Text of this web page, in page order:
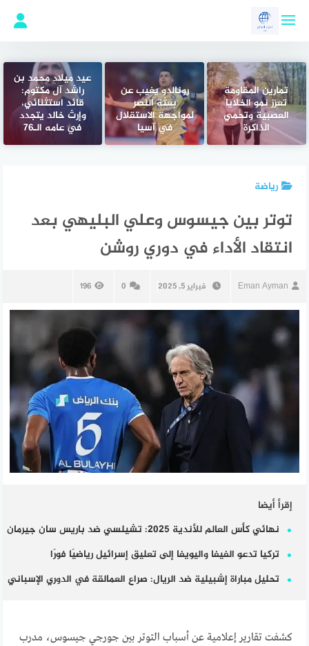
تمارين المقاومة
تعزز نمو الخلايا
العصبية وتحمي
الذاكرة
رونالدو يغيب عن
بعثة النصر
لمواجهة الاستقلال
في آسيا
عيد ميلاد محمد بن
راشد آل مكتوم:
قائد استثنائي،
وإرث خالد يتجدد
في عامه الـ76
رياضة
توتر بين جيسوس وعلي البليهي بعد
انتقاد الأداء في دوري روشن
Eman Ayman فبراير 5, 2025 0
196
إقرأ أيضا
نهائي كأس العالم للأندية 2025: تشيلسي ضد باريس سان جيرمان
تركيا تدعو الفيفا واليويفا إلى تعليق إسرائيل رياضيًا فورًا
تحليل مباراة إشبيلية ضد الريال: صراع العمالقة في الدوري الإسباني
كشفت تقارير إعلامية عن أسباب التوتر بين جورجي جيسوس، مدرب